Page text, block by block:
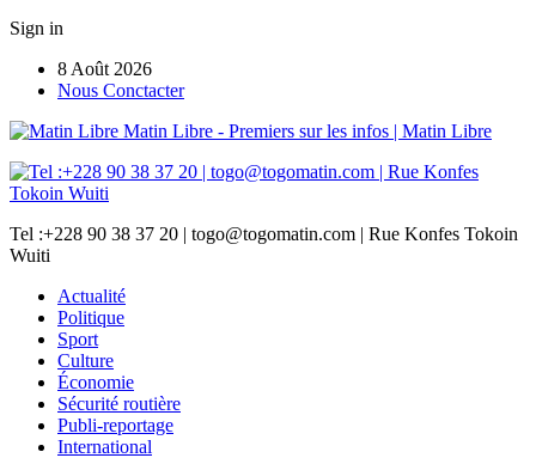
Sign in
8 Août 2026
Nous Conctacter
Matin Libre - Premiers sur les infos | Matin Libre
Tel :+228 90 38 37 20 | togo@togomatin.com | Rue Konfes Tokoin
Wuiti
Actualité
Politique
Sport
Culture
Économie
Sécurité routière
Publi-reportage
International